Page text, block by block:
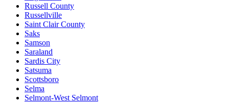
Russell County
Russellville
Saint Clair County
Saks
Samson
Saraland
Sardis City
Satsuma
Scottsboro
Selma
Selmont-West Selmont